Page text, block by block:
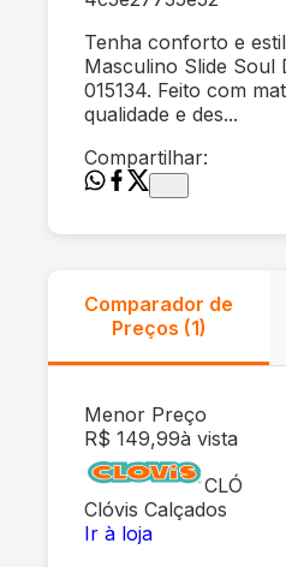
Tenha conforto e
Masculino Slide Soul
015134. Feito com
qualidade e des...
Compartilhar:
Comparador de
Preços (1)
Menor Preço
R$ 149,99à vista
CLÓ
Clóvis Calçados
Ir à loja